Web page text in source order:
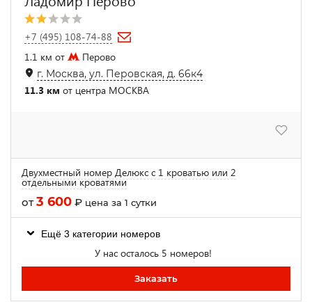
+7 (495) 108-74-88
1.1 км от
Перово
г. Москва, ул. Перовская, д. 66к4
11.3 км от центра МОСКВА
Двухместный номер Делюкс с 1 кроватью или 2
отдельными кроватями
от3 600 ₽ цена за 1 сутки
Ещё 3 категории номеров
У нас осталось 5 номеров!
Заказать